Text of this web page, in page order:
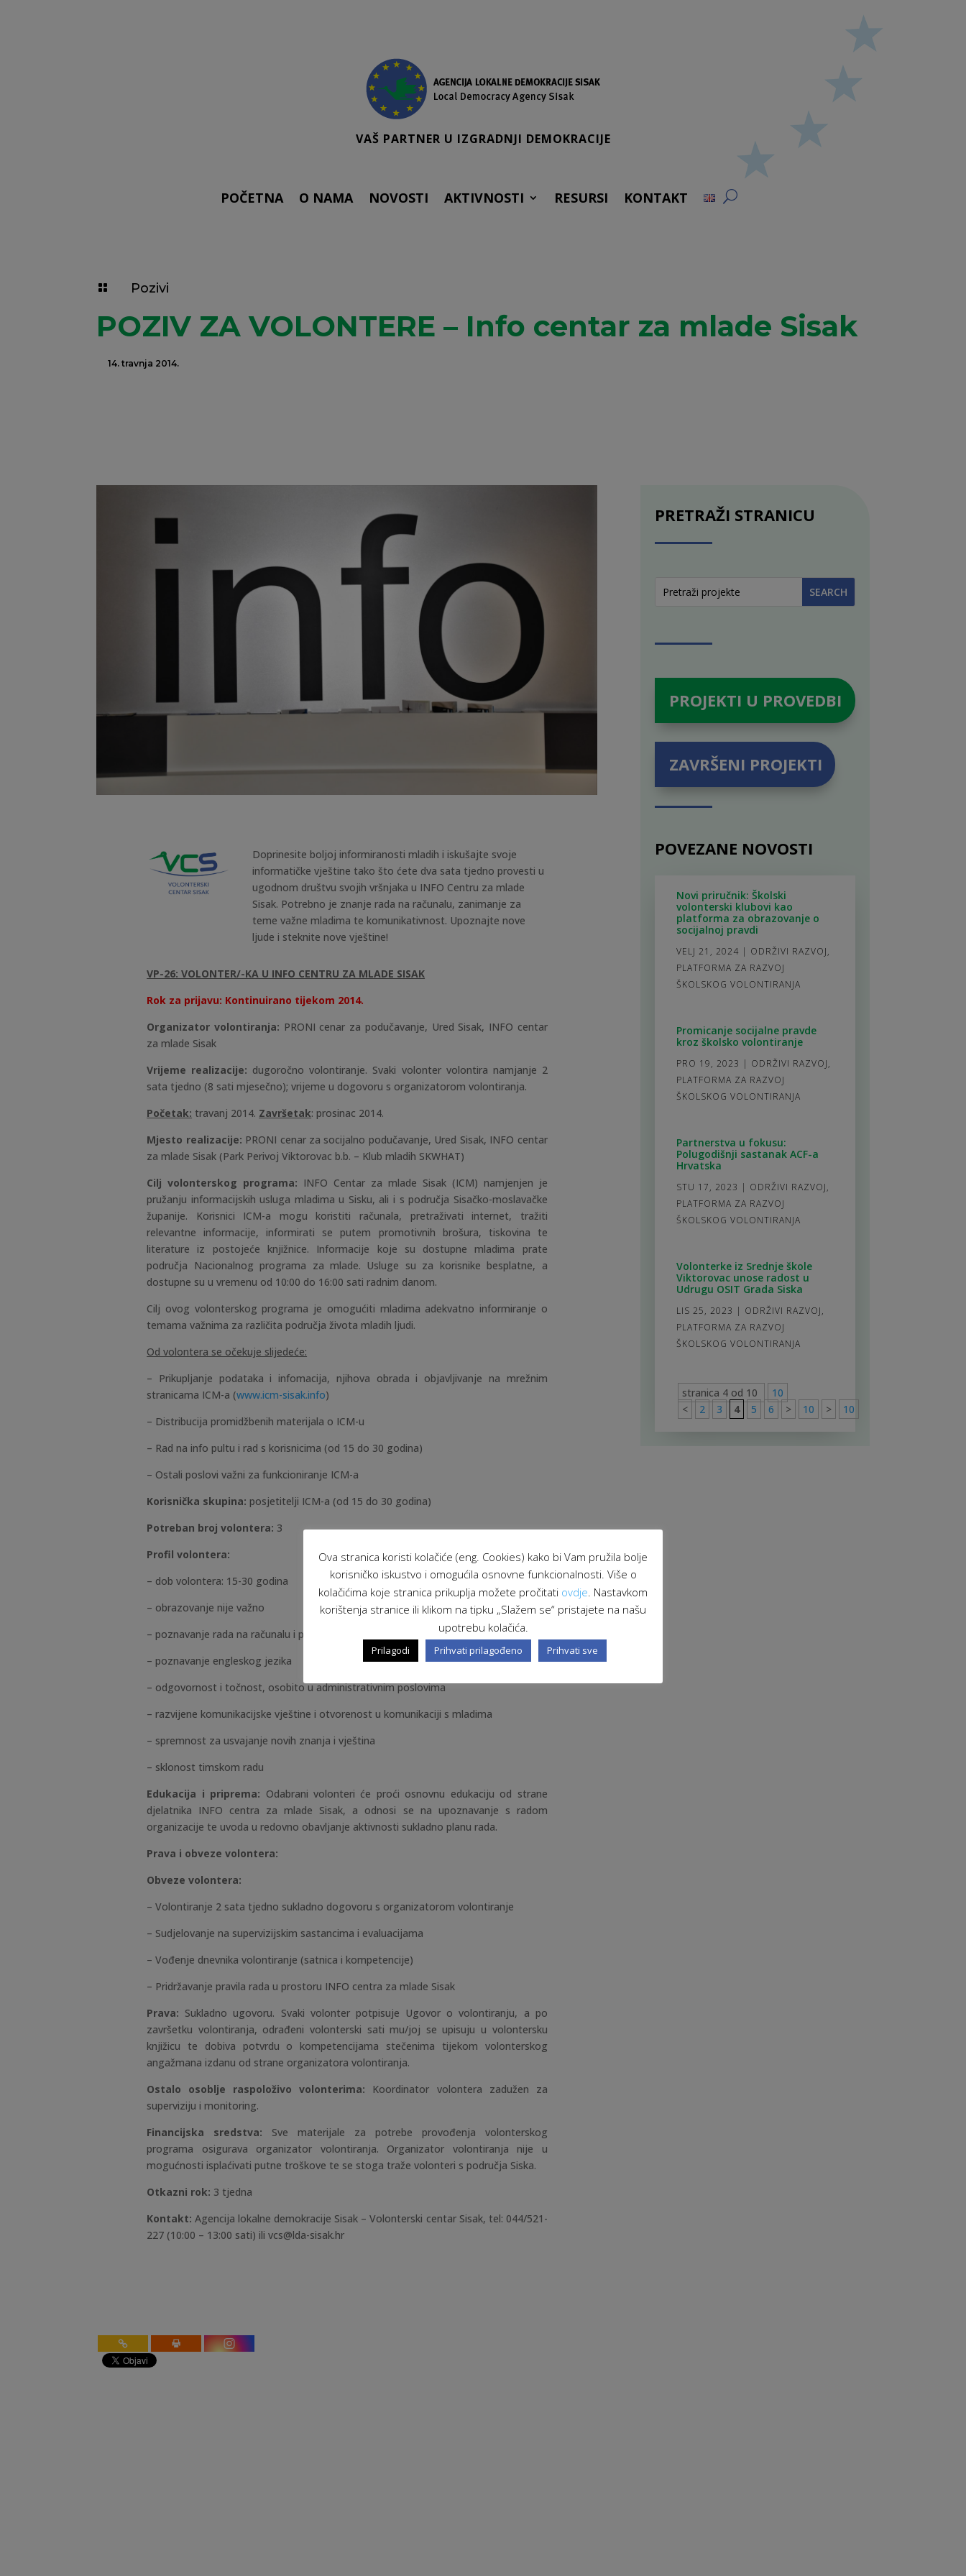
VAŠ PARTNER U IZGRADNJI DEMOKRACIJE
POČETNA O NAMA NOVOSTI AKTIVNOSTI RESURSI KONTAKT
 Pozivi
POZIV ZA VOLONTERE – Info centar za mlade Sisak
14. travnja 2014.
Doprinesite boljoj informiranosti mladih i iskušajte svoje
informatičke vještine tako što ćete dva sata tjedno provesti u
ugodnom društvu svojih vršnjaka u INFO Centru za mlade
Sisak. Potrebno je znanje rada na računalu, zanimanje za
teme važne mladima te komunikativnost. Upoznajte nove
ljude i steknite nove vještine!
VP-26: VOLONTER/-KA U INFO CENTRU ZA MLADE SISAK
Rok za prijavu: Kontinuirano tijekom 2014.
Organizator volontiranja: PRONI cenar za podučavanje, Ured Sisak, INFO centar
za mlade Sisak
Vrijeme realizacije: dugoročno volontiranje. Svaki volonter volontira namjanje 2
sata tjedno (8 sati mjesečno); vrijeme u dogovoru s organizatorom volontiranja.
Početak: travanj 2014. Završetak: prosinac 2014.
Mjesto realizacije: PRONI cenar za socijalno podučavanje, Ured Sisak, INFO centar
za mlade Sisak (Park Perivoj Viktorovac b.b. – Klub mladih SKWHAT)
Cilj volonterskog programa: INFO Centar za mlade Sisak (ICM) namjenjen je
pružanju informacijskih usluga mladima u Sisku, ali i s područja Sisačko-moslavačke
županije. Korisnici ICM-a mogu koristiti računala, pretraživati internet, tražiti
relevantne informacije, informirati se putem promotivnih brošura, tiskovina te
literature iz postojeće knjižnice. Informacije koje su dostupne mladima prate
područja Nacionalnog programa za mlade. Usluge su za korisnike besplatne, a
dostupne su u vremenu od 10:00 do 16:00 sati radnim danom.
Cilj ovog volonterskog programa je omogućiti mladima adekvatno informiranje o
temama važnima za različita područja života mladih ljudi.
Od volontera se očekuje slijedeće:
– Prikupljanje podataka i infomacija, njihova obrada i objavljivanje na mrežnim
stranicama ICM-a (www.icm-sisak.info)
– Distribucija promidžbenih materijala o ICM-u
– Rad na info pultu i rad s korisnicima (od 15 do 30 godina)
– Ostali poslovi važni za funkcioniranje ICM-a
Korisnička skupina: posjetitelji ICM-a (od 15 do 30 godina)
Potreban broj volontera: 3
Profil volontera:
– dob volontera: 15-30 godina
– obrazovanje nije važno
– poznavanje rada na računalu i pretraživanja interneta
– poznavanje engleskog jezika
– odgovornost i točnost, osobito u administrativnim poslovima
– razvijene komunikacijske vještine i otvorenost u komunikaciji s mladima
– spremnost za usvajanje novih znanja i vještina
– sklonost timskom radu
Edukacija i priprema: Odabrani volonteri će proći osnovnu edukaciju od strane
djelatnika INFO centra za mlade Sisak, a odnosi se na upoznavanje s radom
organizacije te uvoda u redovno obavljanje aktivnosti sukladno planu rada.
Prava i obveze volontera:
Obveze volontera:
– Volontiranje 2 sata tjedno sukladno dogovoru s organizatorom volontiranje
– Sudjelovanje na supervizijskim sastancima i evaluacijama
– Vođenje dnevnika volontiranje (satnica i kompetencije)
– Pridržavanje pravila rada u prostoru INFO centra za mlade Sisak
Prava: Sukladno ugovoru. Svaki volonter potpisuje Ugovor o volontiranju, a po
završetku volontiranja, odrađeni volonterski sati mu/joj se upisuju u volontersku
knjižicu te dobiva potvrdu o kompetencijama stečenima tijekom volonterskog
angažmana izdanu od strane organizatora volontiranja.
Ostalo osoblje raspoloživo volonterima: Koordinator volontera zadužen za
superviziju i monitoring.
Financijska sredstva: Sve materijale za potrebe provođenja volonterskog
programa osigurava organizator volontiranja. Organizator volontiranja nije u
mogućnosti isplaćivati putne troškove te se stoga traže volonteri s područja Siska.
Otkazni rok: 3 tjedna
Kontakt: Agencija lokalne demokracije Sisak – Volonterski centar Sisak, tel: 044/521-
227 (10:00 – 13:00 sati) ili vcs@lda-sisak.hr
PRETRAŽI STRANICU
PROJEKTI U PROVEDBI
ZAVRŠENI PROJEKTI
POVEZANE NOVOSTI
Novi priručnik: Školski
volonterski klubovi kao
platforma za obrazovanje o
socijalnoj pravdi
VELJ 21, 2024 | ODRŽIVI RAZVOJ,
PLATFORMA ZA RAZVOJ
ŠKOLSKOG VOLONTIRANJA
Promicanje socijalne pravde
kroz školsko volontiranje
PRO 19, 2023 | ODRŽIVI RAZVOJ,
PLATFORMA ZA RAZVOJ
ŠKOLSKOG VOLONTIRANJA
Partnerstva u fokusu:
Polugodišnji sastanak ACF-a
Hrvatska
STU 17, 2023 | ODRŽIVI RAZVOJ,
PLATFORMA ZA RAZVOJ
ŠKOLSKOG VOLONTIRANJA
Volonterke iz Srednje škole
Viktorovac unose radost u
Udrugu OSIT Grada Siska
LIS 25, 2023 | ODRŽIVI RAZVOJ,
PLATFORMA ZA RAZVOJ
ŠKOLSKOG VOLONTIRANJA
stranica 4 od 10
10
<
2 3 4 5 6 > 10 > 10
Ova stranica koristi kolačiće (eng. Cookies) kako bi Vam pružila bolje
korisničko iskustvo i omogućila osnovne funkcionalnosti. Više o
kolačićima koje stranica prikuplja možete pročitati ovdje . Nastavkom
korištenja stranice ili klikom na tipku „Slažem se“ pristajete na našu
upotrebu kolačića.
Prilagodi Prihvati prilagođeno Prihvati sve